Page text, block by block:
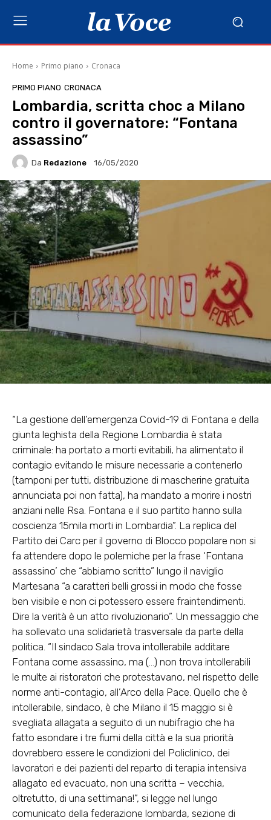
Home Primo piano Cronaca
PRIMO PIANO CRONACA
Lombardia, scritta choc a Milano
contro il governatore: “Fontana
assassino”
Da Redazione 16/05/2020
“La gestione dell’emergenza Covid-19 di Fontana e della
giunta leghista della Regione Lombardia è stata
criminale: ha portato a morti evitabili, ha alimentato il
contagio evitando le misure necessarie a contenerlo
(tamponi per tutti, distribuzione di mascherine gratuita
annunciata poi non fatta), ha mandato a morire i nostri
anziani nelle Rsa. Fontana e il suo partito hanno sulla
coscienza 15mila morti in Lombardia”. La replica del
Partito dei Carc per il governo di Blocco popolare non si
fa attendere dopo le polemiche per la frase ‘Fontana
assassino’ che “abbiamo scritto” lungo il naviglio
Martesana “a caratteri belli grossi in modo che fosse
ben visibile e non ci potessero essere fraintendimenti.
Dire la verità è un atto rivoluzionario”. Un messaggio che
ha sollevato una solidarietà trasversale da parte della
politica. “Il sindaco Sala trova intollerabile additare
Fontana come assassino, ma (…) non trova intollerabili
le multe ai ristoratori che protestavano, nel rispetto delle
norme anti-contagio, all’Arco della Pace. Quello che è
intollerabile, sindaco, è che Milano il 15 maggio si è
svegliata allagata a seguito di un nubifragio che ha
fatto esondare i tre fiumi della città e la sua priorità
dovrebbero essere le condizioni del Policlinico, dei
lavoratori e dei pazienti del reparto di terapia intensiva
allagato ed evacuato, non una scritta – vecchia,
oltretutto, di una settimana!”, si legge nel lungo
comunicato della federazione lombarda, sezione di